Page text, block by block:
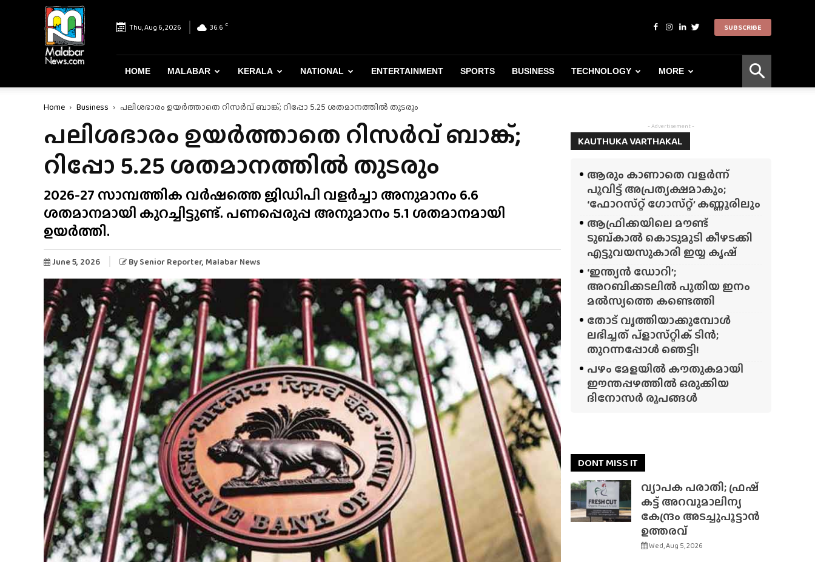
Malabar
News
–
Most
Reliable
Dependable
Portal
Thu, Aug 6, 2026 36.6 C SUBSCRIBE
HOME MALABAR KERALA NATIONAL ENTERTAINMENT SPORTS BUSINESS TECHNOLOGY MORE
Home Business പലിശഭാരം ഉയർത്താതെ റിസർവ് ബാങ്ക്; റിപ്പോ 5.25 ശതമാനത്തിൽ തുടരും
പലിശഭാരം ഉയർത്താതെ റിസർവ് ബാങ്ക്;
റിപ്പോ 5.25 ശതമാനത്തിൽ തുടരും
2026-27 സാമ്പത്തിക വർഷത്തെ ജിഡിപി വളർച്ചാ അനുമാനം 6.6
ശതമാനമായി കുറച്ചിട്ടുണ്ട്. പണപ്പെരുപ്പ അനുമാനം 5.1 ശതമാനമായി
ഉയർത്തി.
June 5, 2026 By Senior Reporter, Malabar News
- Advertisement -
KAUTHUKA VARTHAKAL
ആരും കാണാതെ വളർന്ന്
പൂവിട്ട് അപ്രത്യക്ഷമാകും;
‘ഫോറസ്‌റ്റ്‌ ഗോസ്‌റ്റ്’ കണ്ണൂരിലും
ആഫ്രിക്കയിലെ മൗണ്ട്
ടുബ്‌കാൽ കൊടുമുടി കീഴടക്കി
എട്ടുവയസുകാരി ഇയ്യ കൃഷ്
‘ഇന്ത്യൻ ഡോറി’;
അറബിക്കടലിൽ പുതിയ ഇനം
മൽസ്യത്തെ കണ്ടെത്തി
തോട് വൃത്തിയാക്കുമ്പോൾ
ലഭിച്ചത് പ്‌ളാസ്‌റ്റിക് ടിൻ;
തുറന്നപ്പോൾ ഞെട്ടി!
പഴം മേളയിൽ കൗതുകമായി
ഈന്തപ്പഴത്തിൽ ഒരുക്കിയ
ദിനോസർ രൂപങ്ങൾ
DONT MISS IT
വ്യാപക പരാതി; ഫ്രഷ്
കട്ട് അറവുമാലിന്യ
കേന്ദ്രം അടച്ചുപൂട്ടാൻ
ഉത്തരവ്
Wed, Aug 5, 2026